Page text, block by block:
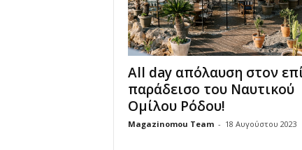
All day απόλαυση στον
παράδεισο του Ναυτικού
Ομίλου Ρόδου!
Magazinomou Team - 18 Αυγούστου 2023